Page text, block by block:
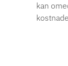
kan